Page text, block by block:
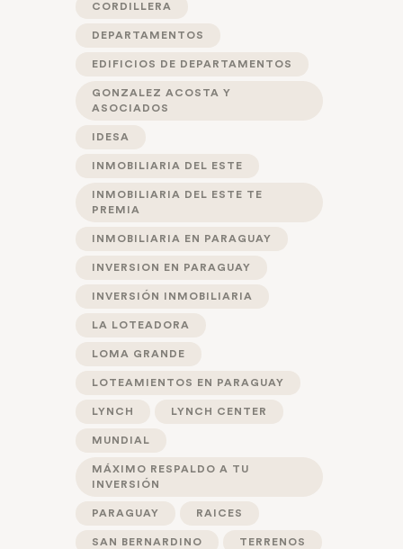
CORDILLERA
DEPARTAMENTOS
EDIFICIOS DE DEPARTAMENTOS
GONZALEZ ACOSTA Y
ASOCIADOS
IDESA
INMOBILIARIA DEL ESTE
INMOBILIARIA DEL ESTE TE
PREMIA
INMOBILIARIA EN PARAGUAY
INVERSION EN PARAGUAY
INVERSIÓN INMOBILIARIA
LA LOTEADORA
LOMA GRANDE
LOTEAMIENTOS EN PARAGUAY
LYNCH LYNCH CENTER
MUNDIAL
MÁXIMO RESPALDO A TU
INVERSIÓN
PARAGUAY RAICES
SAN BERNARDINO TERRENOS